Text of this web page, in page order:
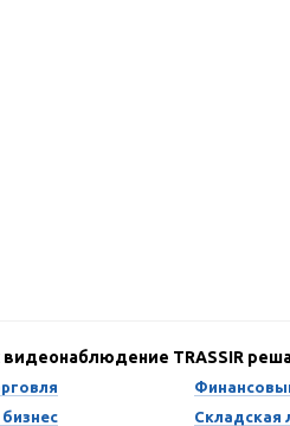
видеонаблюдение TRASSIR
Складская